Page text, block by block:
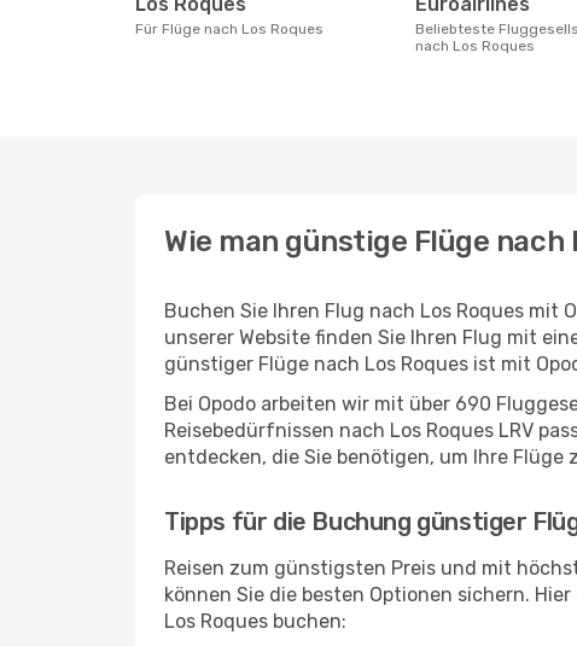
Für Flüge nach Los Roques
Beliebteste Fluggesellschaft für Flüge
nach Los Roques
Wie man günstige Flüge
Buchen Sie Ihren Flug nach Los Roques
unserer Website finden Sie Ihren Flug mit
günstiger Flüge nach Los Roques ist mit
Bei Opodo arbeiten wir mit über 690
Reisebedürfnissen nach Los Roques LRV
entdecken, die Sie benötigen, um Ihre Flüge
Tipps für die Buchung günstiger
Reisen zum günstigsten Preis und mit
können Sie die besten Optionen sichern.
Los Roques buchen: